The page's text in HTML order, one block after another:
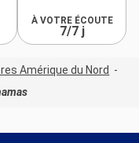
À VOTRE ÉCOUTE
7/7 j
Amérique du Nord